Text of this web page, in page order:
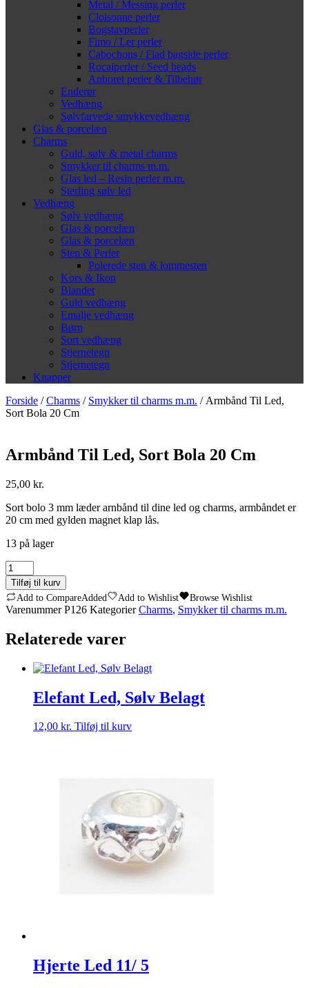
Metal / Messing perler
Cloisonne perler
Bogstavperler
Fimo / Ler perler
Cabochons / Flad bagside perler
Rocaiperler / Seed beads
Anboret perler & Tilbehør
Enderør
Vedhæng
Sølvfarvede smykkevedhæng
Glas & porcelæn
Charms
Guld, sølv & metal charms
Smykker til charms m.m.
Glas led – Resin perler m.m.
Sterling sølv led
Vedhæng
Sølv vedhæng
Glas & porcelæn
Glas & porcelæn
Sten & Perler
Polerede sten & lommesten
Kors & Ikon
Blandet
Guld vedhæng
Emalje vedhæng
Børn
Sort vedhæng
Stjernetegn
Stjernetegn
Knapper
Forside /Charms / Smykker til charms m.m. / Armbånd Til Led,
Sort Bola 20 Cm
Armbånd Til Led, Sort Bola 20 Cm
25,00 kr.
Sort bolo 3 mm læder arnbånd til dine led og charms, armbåndet er
20 cm med gylden magnet klap lås.
13 på lager
Armbånd
Til
Led,
Sort
Bola
Cm
Tilføj til kurv
Add to CompareAdded Add to Wishlist Browse Wishlist
VarenummerP126 Kategorier Charms, Smykker til charms m.m.
Relaterede varer
Elefant Led, Sølv Belagt
12,00 kr. Tilføj til kurv
Hjerte Led 11/ 5